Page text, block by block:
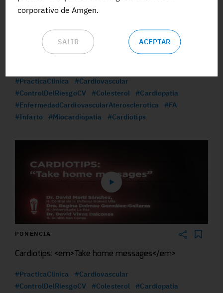
corporativo de Amgen.
SALIR ACEPTAR
PONENCIA
¿Cómo me facilita la RM cardiaca el diagnóstico del
#PracticaClinica
#Cardiovascular
#ControlDelRiesgoCV
#Colesterol
#Cardiopatia
#EnfermedadCardiovascularAterosclerotica
#FA
#Infarto
#Miocardiopatia #Cardiotips
PONENCIA
Cardiotips: <em>Take home messages</em>
#PracticaClinica
#Cardiovascular
#ControlDelRiesgoCV
#Colesterol
#Cardiopatia